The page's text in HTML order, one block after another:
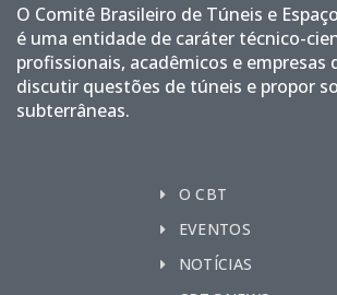
O Comitê Brasileiro de Túneis e
é uma entidade de caráter técnico-
profissionais, acadêmicos e empresas
discutir questões de túneis e propor
subterrâneas.
O CBT
EVENTOS
NOTÍCIAS